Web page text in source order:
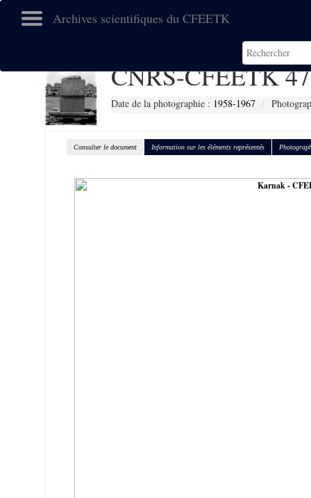
Archives scientifiques du CFEETK
CNRS-CFEETK
Date de la photographie : 1958-1967
Consulter le document Information sur les éléments représentés